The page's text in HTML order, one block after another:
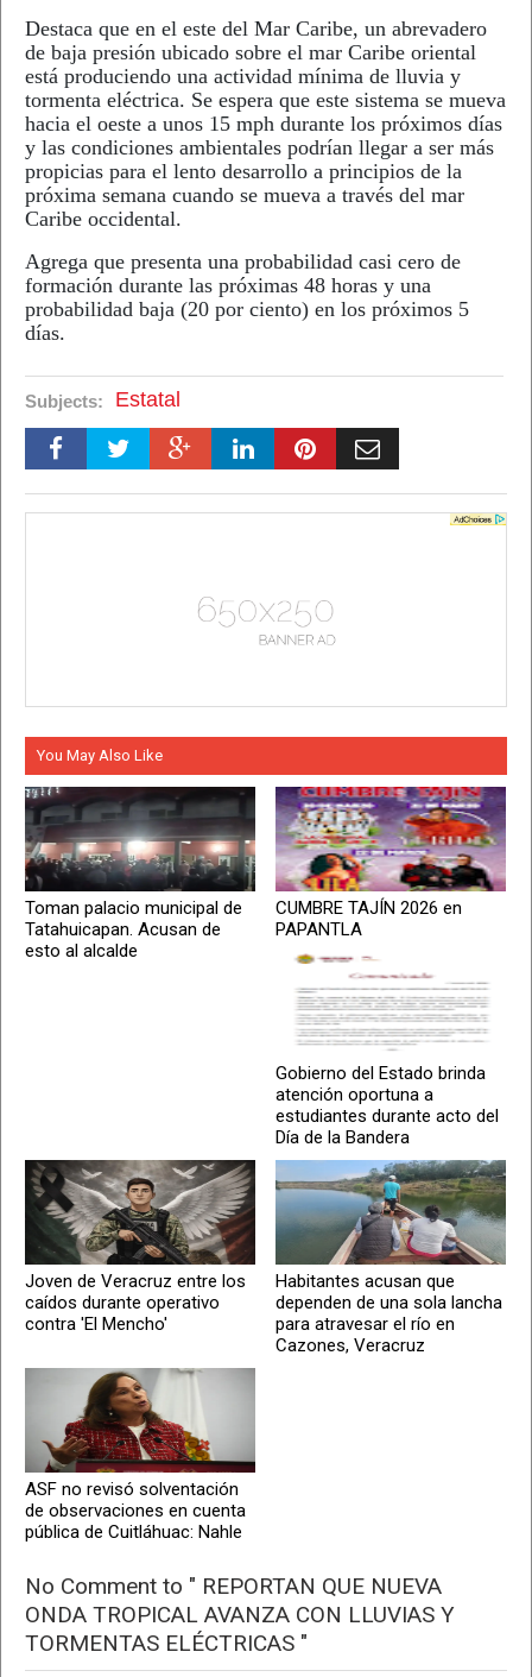
Destaca que en el este del Mar Caribe, un abrevadero
de baja presión ubicado sobre el mar Caribe oriental
está produciendo una actividad mínima de lluvia y
tormenta eléctrica. Se espera que este sistema se mueva
hacia el oeste a unos 15 mph durante los próximos días
y las condiciones ambientales podrían llegar a ser más
propicias para el lento desarrollo a principios de la
próxima semana cuando se mueva a través del mar
Caribe occidental.
Agrega que presenta una probabilidad casi cero de
formación durante las próximas 48 horas y una
probabilidad baja (20 por ciento) en los próximos 5
días.
Subjects: Estatal
You May Also Like
Toman palacio municipal de
Tatahuicapan. Acusan de
esto al alcalde
CUMBRE TAJÍN 2026 en
PAPANTLA
Gobierno del Estado brinda
atención oportuna a
estudiantes durante acto del
Día de la Bandera
Joven de Veracruz entre los
caídos durante operativo
contra 'El Mencho'
Habitantes acusan que
dependen de una sola lancha
para atravesar el río en
Cazones, Veracruz
ASF no revisó solventación
de observaciones en cuenta
pública de Cuitláhuac: Nahle
No Comment to " REPORTAN QUE NUEVA
ONDA TROPICAL AVANZA CON LLUVIAS Y
TORMENTAS ELÉCTRICAS "